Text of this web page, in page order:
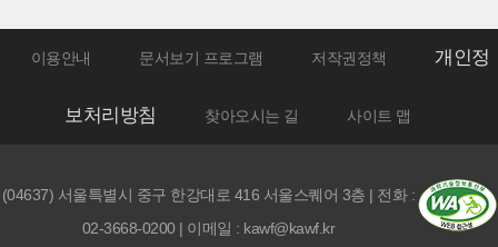
이용안내 문서보기 프로그램 저작권정책 개인정
보처리방침 찾아오시는 길 사이트 맵
(04637) 서울특별시 중구 한강대로 416 서울스퀘어 3층 | 전화 :
02-3668-0200 | 이메일 : kawf@kawf.kr